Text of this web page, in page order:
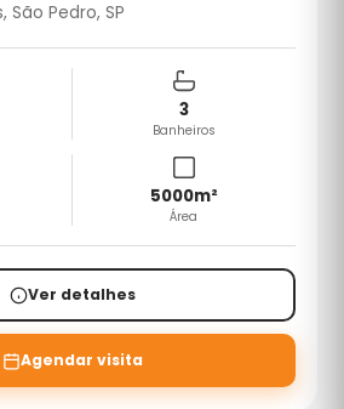
São Pedro, SP
3
Banheiros
5000m²
Área
Ver detalhes
Agendar visita